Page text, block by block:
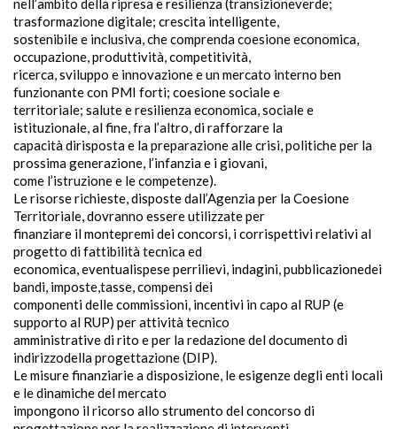
nell’ambito della ripresa e resilienza (transizioneverde;
trasformazione digitale; crescita intelligente,
sostenibile e inclusiva, che comprenda coesione economica,
occupazione, produttività, competitività,
ricerca, sviluppo e innovazione e un mercato interno ben
funzionante con PMI forti; coesione sociale e
territoriale; salute e resilienza economica, sociale e
istituzionale, al fine, fra l’altro, di rafforzare la
capacità dirisposta e la preparazione alle crisi, politiche per la
prossima generazione, l’infanzia e i giovani,
come l’istruzione e le competenze).
Le risorse richieste, disposte dall’Agenzia per la Coesione
Territoriale, dovranno essere utilizzate per
finanziare il montepremi dei concorsi, i corrispettivi relativi al
progetto di fattibilità tecnica ed
economica, eventualispese perrilievi, indagini, pubblicazionedei
bandi, imposte,tasse, compensi dei
componenti delle commissioni, incentivi in capo al RUP (e
supporto al RUP) per attività tecnico
amministrative di rito e per la redazione del documento di
indirizzodella progettazione (DIP).
Le misure finanziarie a disposizione, le esigenze degli enti locali
e le dinamiche del mercato
impongono il ricorso allo strumento del concorso di